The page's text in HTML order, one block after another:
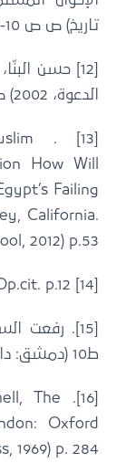
تاريخ) ص ص 10-11.
[12] حسن
الدعوة، 2002) ص 44.
How Will
Failing
California.
2012) p.53
[15]. رفعت
ط10 (دمشق: دار الطليعة الجديدة، (1997، ص 110
The
Oxford
1969) p. 284.